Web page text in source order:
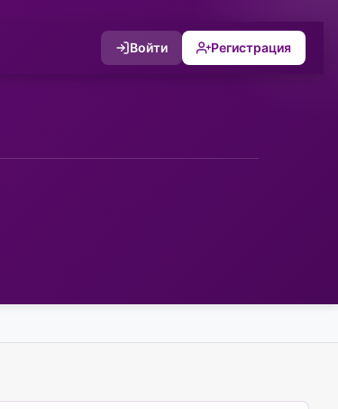
Войти Регистрация